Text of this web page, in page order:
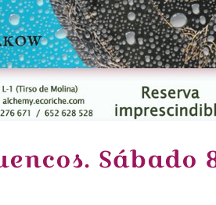
Sábado